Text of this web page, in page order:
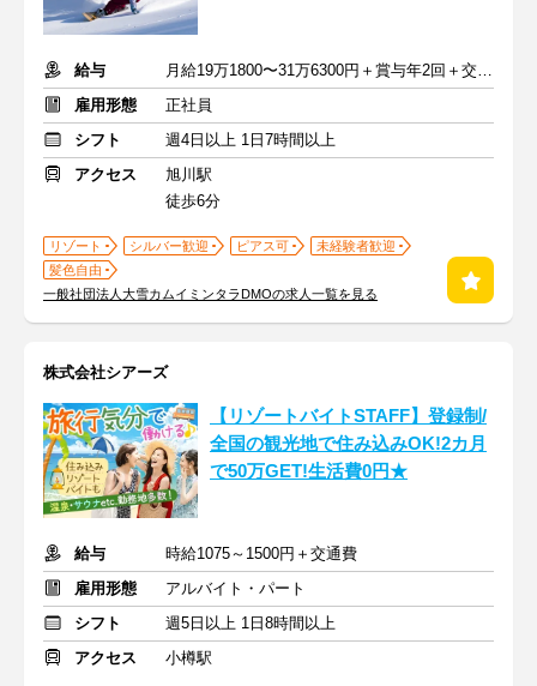
給与
月給19万1800〜31万6300円＋賞与年2回＋交通費
雇用形態
正社員
シフト
週4日以上 1日7時間以上
アクセス
旭川駅
徒歩6分
リゾート シルバー歓迎 ピアス可
未経験者歓迎
髪色自由
一般社団法人大雪カムイミンタラDMOの求人一覧を見る
株式会社シアーズ
【リゾートバイトSTAFF】登録制/
全国の観光地で住み込みOK!2カ月
で50万GET!生活費0円★
給与
時給1075～1500円＋交通費
雇用形態
アルバイト・パート
シフト
週5日以上 1日8時間以上
アクセス
小樽駅